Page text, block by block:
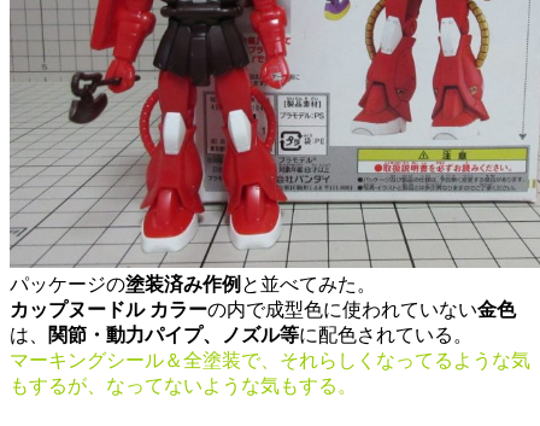
パッケージの塗装済み作例 と並べてみた。
カップヌードル カラーの内で成型色に使われていない金色
は、
関節・動力パイプ、ノズル等に配色されている。
マーキングシール＆全塗装で、それらしくなってるような気
もするが、なってないような気もする。